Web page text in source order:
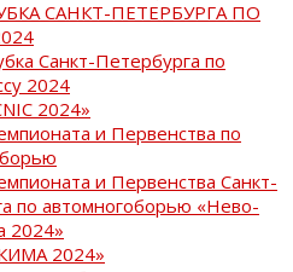
САНКТ-ПЕТЕРБУРГА ПО
Санкт-Петербурга по
2024
2024»
и Первенства по
и Первенства Санкт-
по автомногоборью «Нево-
2024»
2024»